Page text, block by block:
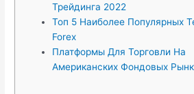
Трейдинга 2022
Топ 5 Наиболее Популярных
Forex
Платформы Для Торговли На
Американских Фондовых